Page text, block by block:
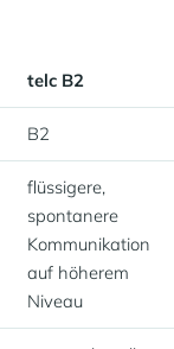
telc B2
B2
flüssigere,
spontanere
Kommunikation
auf höherem
Niveau